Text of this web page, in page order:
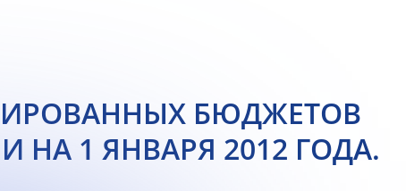
БЮДЖЕТОВ
1 ЯНВАРЯ 2012 ГОДА.